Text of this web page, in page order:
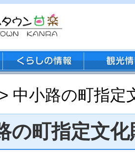
> 中小路の町指
の町指定文